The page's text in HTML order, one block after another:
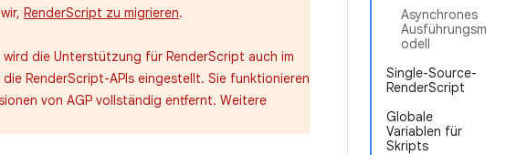
Asynchrones
Ausführungsm
odell
Single-Source-
RenderScript
Globale
Variablen für
Skripts
RenderScript zu migrieren.
die Unterstützung für RenderScript auch im
RenderScript-APIs eingestellt. Sie funktionieren
von AGP vollständig entfernt. Weitere